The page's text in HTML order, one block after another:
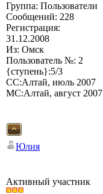
Группа: Пользователи
Сообщений: 228
Регистрация:
31.12.2008
Из: Омск
Пользователь №: 2
{ступень}:5/3
СС:Алтай, июль 2007
МС:Алтай, август 2007
Юлия
Активный участник